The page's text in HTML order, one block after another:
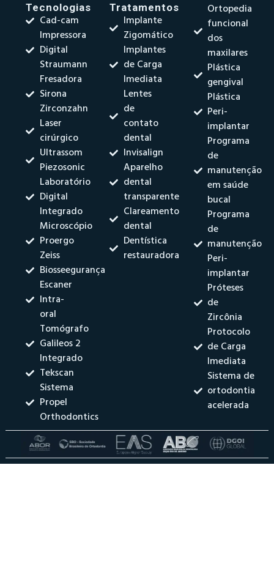
Tecnologias
Cad-cam
Impressora
Digital
Straumann
Fresadora
Sirona
Zirconzahn
Laser
cirúrgico
Ultrassom
Piezosonic
Laboratório
Digital
Integrado
Microscópio
Proergo
Zeiss
Biosseegurança
Escaner
Intra-
oral
Tomógrafo
Galileos 2
Integrado
Tekscan
Sistema
Propel
Orthodontics
Tratamentos
Implante
Zigomático
Implantes
de Carga
Imediata
Lentes
de
contato
dental
Invisalign
Aparelho
dental
transparente
Clareamento
dental
Dentística
restauradora
Ortopedia
funcional
dos
maxilares
Plástica
gengival
Plástica
Peri-
implantar
Programa
de
manutenção
em saúde
bucal
Programa
de
manutenção
Peri-
implantar
Próteses
de
Zircônia
Protocolo
de Carga
Imediata
Sistema de
ortodontia
acelerada